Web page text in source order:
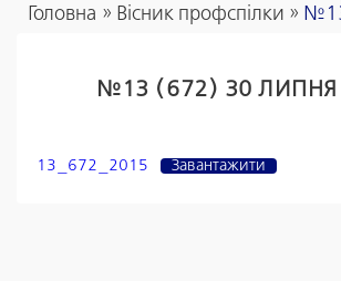
Головна » Вісник профспілки »
№13 (672) 30 ЛИПНЯ
13_672_2015 Завантажити